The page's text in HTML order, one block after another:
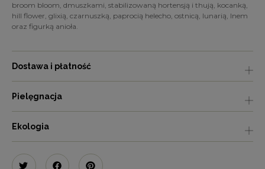
broom bloom, dmuszkami, stabilizowaną hortensją i thują, kocanką,
hill flower, glixią, czarnuszką, paprocią helecho, ostnicą, lunarią, lnem
oraz figurką anioła.
Dostawa i płatność
Pielęgnacja
Ekologia